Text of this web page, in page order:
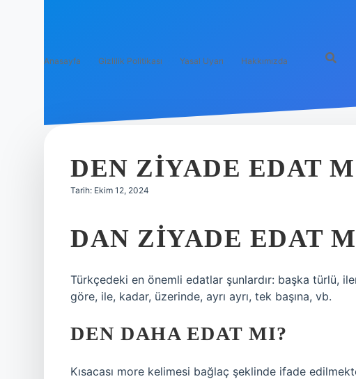
Anasayfa Gizlilik Politikası Yasal Uyarı Hakkımızda
DEN ZIYADE EDAT
Tarih: Ekim 12, 2024
DAN ZIYADE EDAT
Türkçedeki en önemli edatlar şunlardır: başka türlü,
göre, ile, kadar, üzerinde, ayrı ayrı, tek başına, vb.
DEN DAHA EDAT MI?
Kısacası more kelimesi bağlaç şeklinde ifade